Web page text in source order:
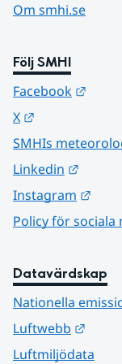
Om smhi.se
Följ SMHI
Facebook
X
SMHIs
Linkedin
Instagram
Policy för sociala
Datavärdskap
Nationella
Luftwebb
Luftmiljödata